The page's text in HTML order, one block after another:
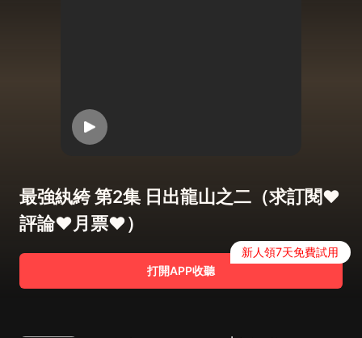
最強紈絝 第2集 日出龍山之二（求訂閱❤
評論❤月票❤）
打開APP收聽
新人領7天免費試用